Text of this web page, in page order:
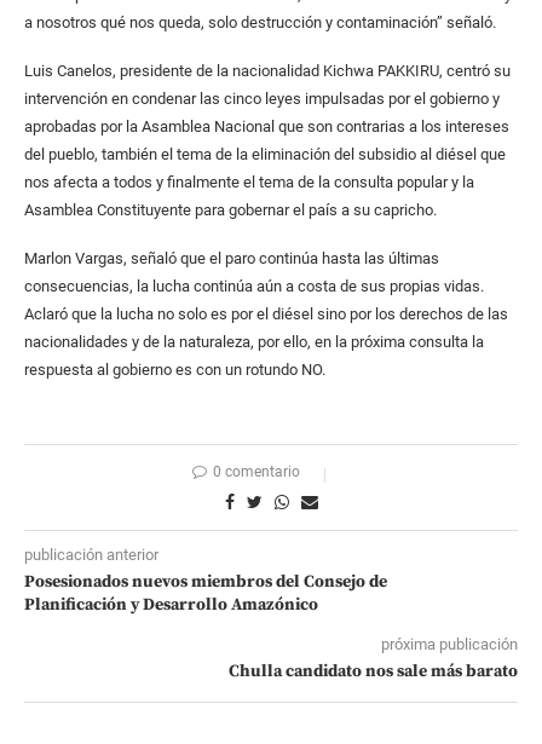
a nosotros qué nos queda, solo destrucción y contaminación” señaló.
Luis Canelos, presidente de la nacionalidad Kichwa PAKKIRU, centró su
intervención en condenar las cinco leyes impulsadas por el gobierno y
aprobadas por la Asamblea Nacional que son contrarias a los intereses
del pueblo, también el tema de la eliminación del subsidio al diésel que
nos afecta a todos y finalmente el tema de la consulta popular y la
Asamblea Constituyente para gobernar el país a su capricho.
Marlon Vargas, señaló que el paro continúa hasta las últimas
consecuencias, la lucha continúa aún a costa de sus propias vidas.
Aclaró que la lucha no solo es por el diésel sino por los derechos de las
nacionalidades y de la naturaleza, por ello, en la próxima consulta la
respuesta al gobierno es con un rotundo NO.
0 comentario
publicación anterior
Posesionados nuevos miembros del Consejo de
Planificación y Desarrollo Amazónico
próxima publicación
Chulla candidato nos sale más barato